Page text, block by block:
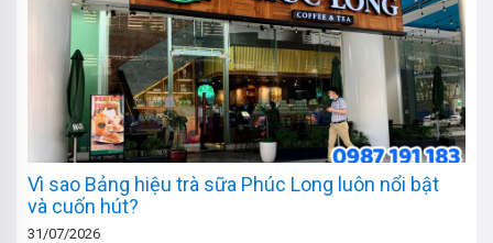
Vì sao Bảng hiệu trà sữa Phúc Long luôn nổi bật
và cuốn hút?
31/07/2026